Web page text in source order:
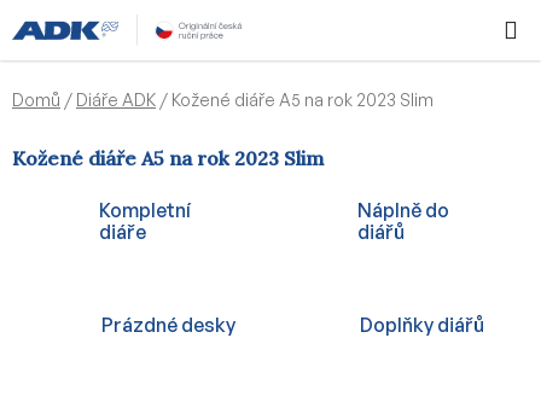
na
obsah
KOŠÍK
Domů / Diáře ADK / Kožené diáře A5 na rok 2023 Slim
Kožené diáře A5 na rok 2023 Slim
Kompletní
diáře
Náplně do
diářů
Prázdné desky Doplňky diářů